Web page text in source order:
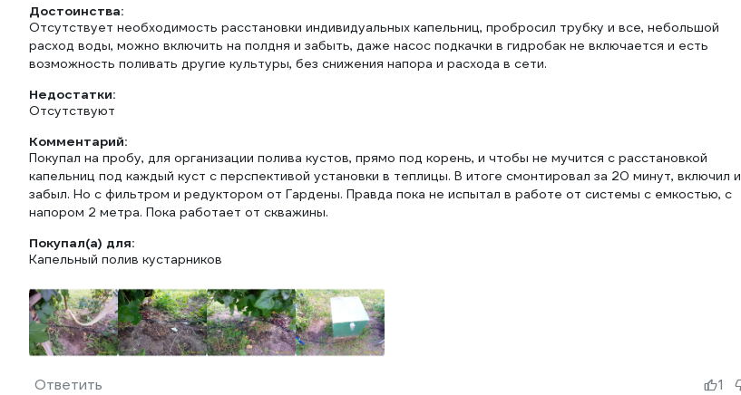
Достоинства:
Отсутствует необходимость расстановки индивидуальных капельниц, пробросил трубку и все, небольшой
расход воды, можно включить на полдня и забыть, даже насос подкачки в гидробак не включается и есть
возможность поливать другие культуры, без снижения напора и расхода в сети.
Недостатки:
Отсутствуют
Комментарий:
Покупал на пробу, для организации полива кустов, прямо под корень, и чтобы не мучится с расстановкой
капельниц под каждый куст с перспективой установки в теплицы. В итоге смонтировал за 20 минут, включил и
забыл. Но с фильтром и редуктором от Гардены. Правда пока не испытал в работе от системы с емкостью, с
напором 2 метра. Пока работает от скважины.
Покупал(а) для:
Капельный полив кустарников
Ответить 1